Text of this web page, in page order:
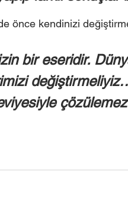
önce kendinizi
bir eseridir.